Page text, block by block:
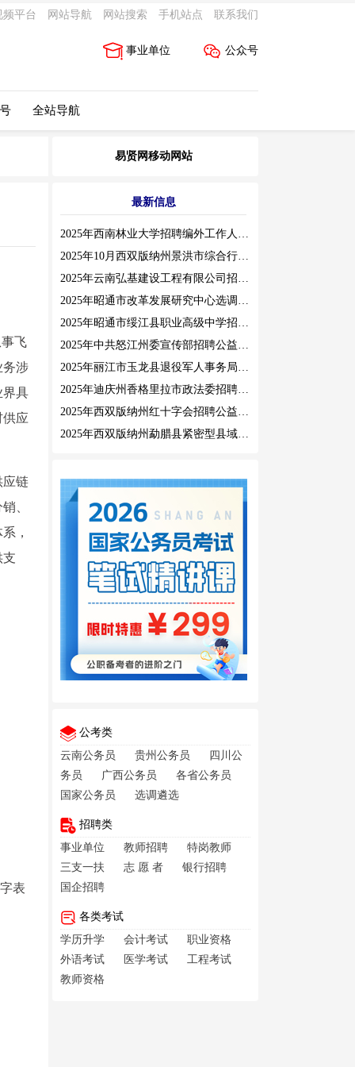
频平台 网站导航 网站搜索 手机站点 联系我们
公众号
事业单位
全站导航
飞
务涉
界具
应
应链
、
，
支
表
易贤网移动网站
最新信息
2025年西南林业大学招聘编外工作人员公告（三）
2025年10月西双版纳州景洪市综合行政执法局招聘人员公告
2025年云南弘基建设工程有限公司招聘公告
2025年昭通市改革发展研究中心选调工作人员职业素质测评通告
2025年昭通市绥江县职业高级中学招聘编外紧缺临聘数学教师公告
2025年中共怒江州委宣传部招聘公益性岗位公告
2025年丽江市玉龙县退役军人事务局公益性岗位招聘公告
2025年迪庆州香格里拉市政法委招聘公益性岗位公告
2025年西双版纳州红十字会招聘公益性岗位人员公告
2025年西双版纳州勐腊县紧密型县域医共体招聘编外人员公告
公考类
云南公务员
贵州公务员
四川公
务员
广西公务员
各省公务员
国家公务员
选调遴选
招聘类
事业单位
教师招聘
特岗教师
三支一扶
志 愿 者
银行招聘
国企招聘
各类考试
学历升学
会计考试
职业资格
外语考试
医学考试
工程考试
教师资格